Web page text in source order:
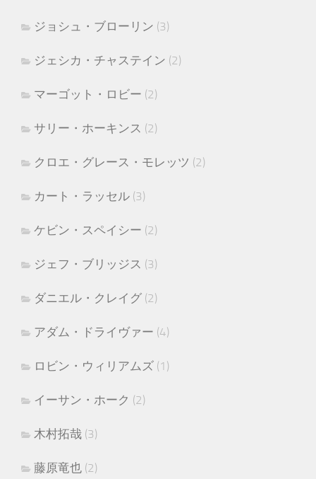
ジョシュ・ブローリン (3)
ジェシカ・チャステイン (2)
マーゴット・ロビー (2)
サリー・ホーキンス (2)
クロエ・グレース・モレッツ (2)
カート・ラッセル (3)
ケビン・スペイシー (2)
ジェフ・ブリッジス (3)
ダニエル・クレイグ (2)
アダム・ドライヴァー (4)
ロビン・ウィリアムズ (1)
イーサン・ホーク (2)
木村拓哉 (3)
藤原竜也 (2)